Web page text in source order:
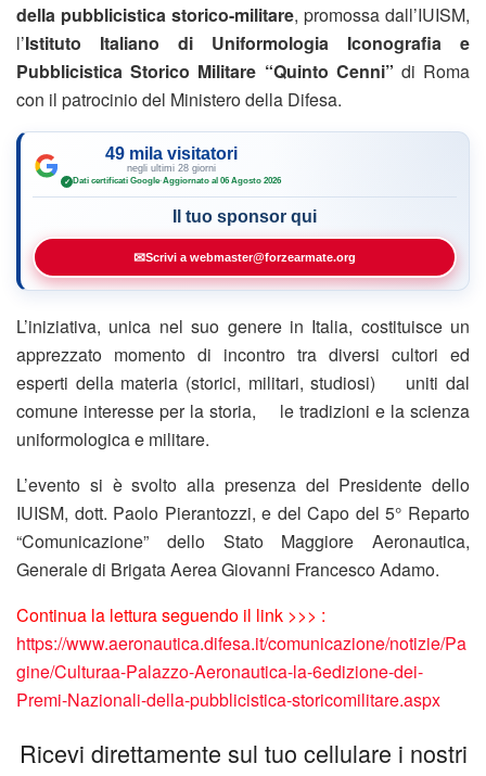
della pubblicistica storico-militare, promossa dall’IUISM,
l’Istituto Italiano di Uniformologia Iconografia e
Pubblicistica Storico Militare “Quinto Cenni” di Roma
con il patrocinio del Ministero della Difesa.
49 mila visitatori
negli ultimi 28 giorni
✓ Dati certificati Google·Aggiornato al 06 Agosto 2026
Il tuo sponsor qui
✉Scrivi a webmaster@forzearmate.org
L’iniziativa, unica nel suo genere in Italia, costituisce un
apprezzato momento di incontro tra diversi cultori ed
esperti della materia (storici, militari, studiosi) uniti dal
comune interesse per la storia, le tradizioni e la scienza
uniformologica e militare.
L’evento si è svolto alla presenza del Presidente dello
IUISM, dott. Paolo Pierantozzi, e del Capo del 5° Reparto
“Comunicazione” dello Stato Maggiore Aeronautica,
Generale di Brigata Aerea Giovanni Francesco Adamo.
Continua la lettura seguendo il link >>> :
https://www.aeronautica.difesa.it/comunicazione/notizie/Pa
gine/Culturaa-Palazzo-Aeronautica-la-6edizione-dei-
Premi-Nazionali-della-pubblicistica-storicomilitare.aspx
Ricevi direttamente sul tuo cellulare i nostri